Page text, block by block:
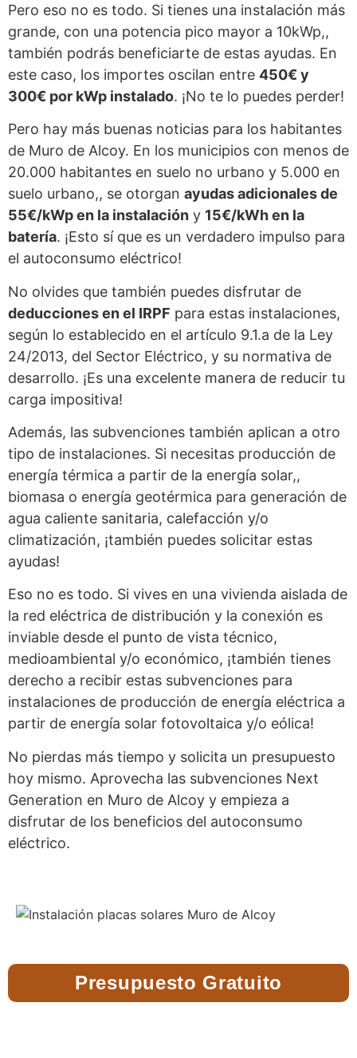
Pero eso no es todo. Si tienes una instalación más
grande, con una potencia pico mayor a 10kWp,,
también podrás beneficiarte de estas ayudas. En
este caso, los importes oscilan entre 450€ y
300€ por kWp instalado. ¡No te lo puedes perder!
Pero hay más buenas noticias para los habitantes
de Muro de Alcoy. En los municipios con menos de
20.000 habitantes en suelo no urbano y 5.000 en
suelo urbano,, se otorgan ayudas adicionales de
55€/kWp en la instalación y 15€/kWh en la
batería. ¡Esto sí que es un verdadero impulso para
el autoconsumo eléctrico!
No olvides que también puedes disfrutar de
deducciones en el IRPF para estas instalaciones,
según lo establecido en el artículo 9.1.a de la Ley
24/2013, del Sector Eléctrico, y su normativa de
desarrollo. ¡Es una excelente manera de reducir tu
carga impositiva!
Además, las subvenciones también aplican a otro
tipo de instalaciones. Si necesitas producción de
energía térmica a partir de la energía solar,,
biomasa o energía geotérmica para generación de
agua caliente sanitaria, calefacción y/o
climatización, ¡también puedes solicitar estas
ayudas!
Eso no es todo. Si vives en una vivienda aislada de
la red eléctrica de distribución y la conexión es
inviable desde el punto de vista técnico,
medioambiental y/o económico, ¡también tienes
derecho a recibir estas subvenciones para
instalaciones de producción de energía eléctrica a
partir de energía solar fotovoltaica y/o eólica!
No pierdas más tiempo y solicita un presupuesto
hoy mismo. Aprovecha las subvenciones Next
Generation en Muro de Alcoy y empieza a
disfrutar de los beneficios del autoconsumo
eléctrico.
Presupuesto Gratuito